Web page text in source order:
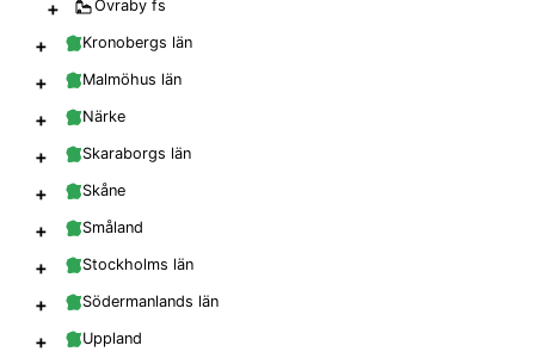
+ Övraby fs
+ Kronobergs län
+ Malmöhus län
+ Närke
+ Skaraborgs län
+ Skåne
+ Småland
+ Stockholms län
+ Södermanlands län
+ Uppland